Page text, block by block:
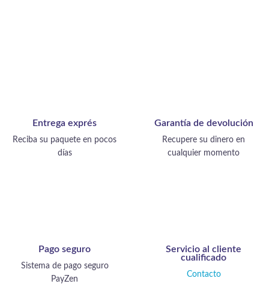
Entrega exprés
Reciba su paquete en pocos
días
Garantía de devolución
Recupere su dinero en
cualquier momento
Pago seguro
Sistema de pago seguro
PayZen
Servicio al cliente
cualificado
Contacto